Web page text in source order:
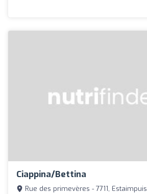
Ciappina/bettina
Rue des primevères - 7711, Estaimpuis